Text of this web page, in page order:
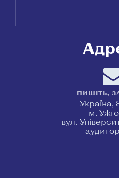
ПИШІТЬ,
Україна,
м.
вул.